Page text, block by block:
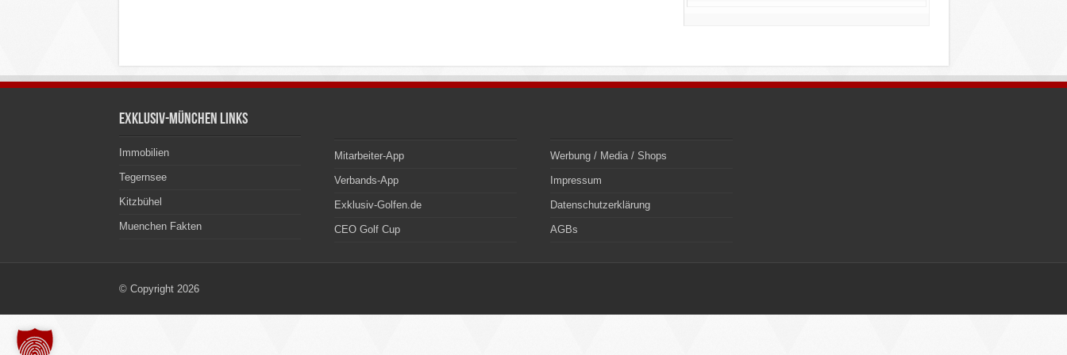
Exklusiv-München Links
Immobilien
Tegernsee
Kitzbühel
Muenchen Fakten
Mitarbeiter-App
Verbands-App
Exklusiv-Golfen.de
CEO Golf Cup
Werbung / Media / Shops
Impressum
Datenschutzerklärung
AGBs
© Copyright 2026